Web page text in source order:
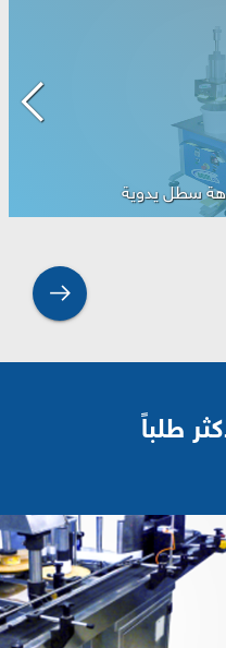
بيطرية دوارة مع ا...
طلباً